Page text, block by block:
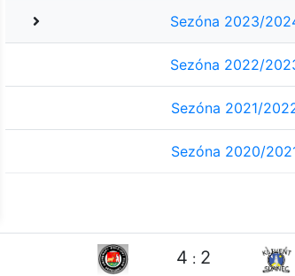
Sezóna 2023/
Sezóna 2022/
Sezóna 2021/
Sezóna 2020/
4 : 2